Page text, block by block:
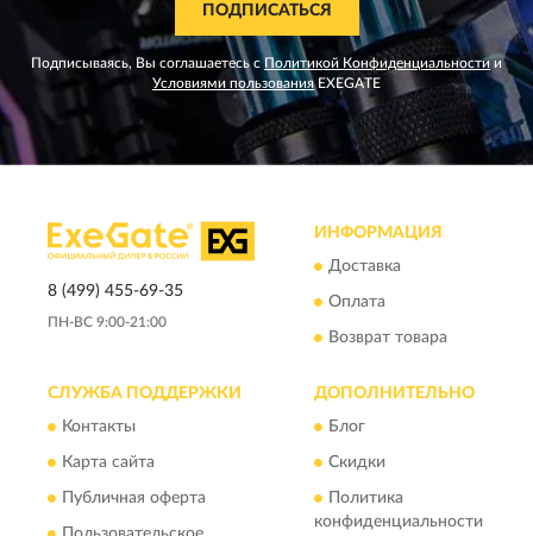
ПОДПИСАТЬСЯ
Подписываясь, Вы соглашаетесь сПолитикой Конфиденциальности и
Условиями пользованияEXEGATE
8 (499) 455-69-35
ПН-ВС 9:00-21:00
ИНФОРМАЦИЯ
Доставка
Оплата
Возврат товара
СЛУЖБА ПОДДЕРЖКИ
Контакты
Карта сайта
Публичная оферта
ДОПОЛНИТЕЛЬНО
Блог
Скидки
Политика
конфиденциальности